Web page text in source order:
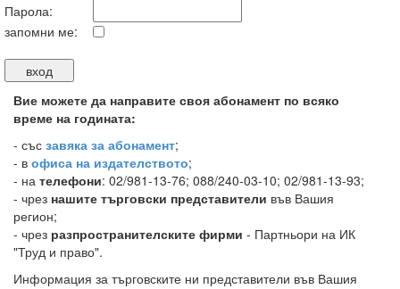
Парола:
запомни ме:
Вие можете да направите своя абонамент по всяко
време на годината:
- със завяка за абонамент;
- в офиса на издателството;
- на телефони: 02/981-13-76; 088/240-03-10; 02/981-13-93;
- чрез нашите търговски представители във Вашия
регион;
- чрез разпространителските фирми - Партньори на ИК
"Труд и право".
Информация за търговските ни представители във Вашия